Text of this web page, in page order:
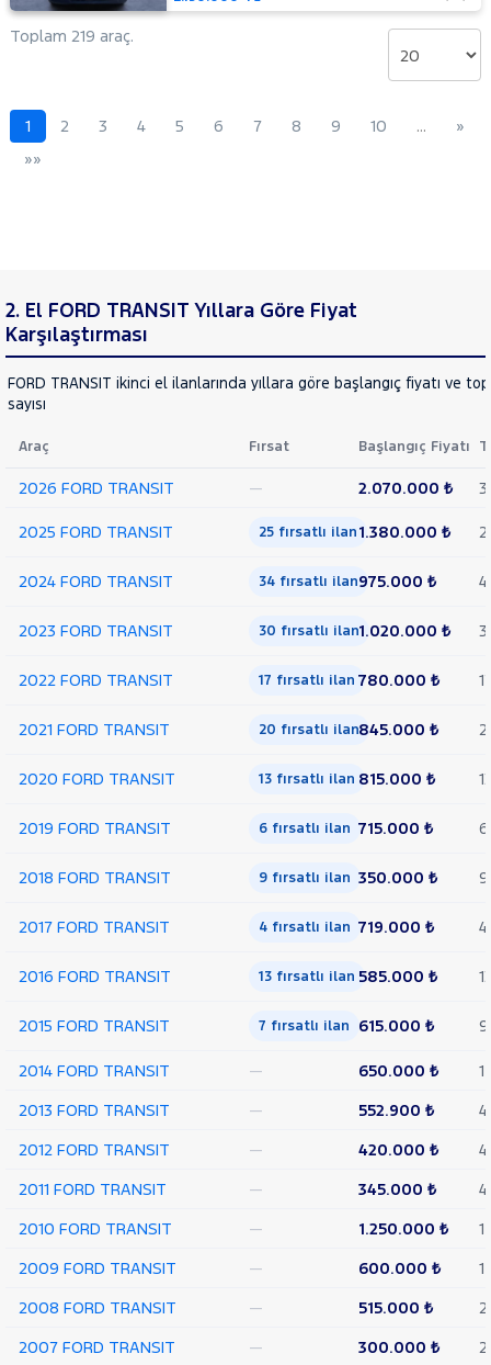
Delux
440 E
Arka
Trend
460 ED
16+1
Minibüs
KAMYONET
KASALI
300
EKSTRA
ŞASI
350
VAN
TAVAN
CONNECT
TRANSIT
COURIER
TRANSIT
Foton
ISUZU
Iveco
Jaecoo
JEEP
MAN
Toplam 219 araç.
1 2 3 4 5 6 7 8 9 10 …
»
»»
2. El FORD TRANSIT Yıllara Göre Fiyat
Karşılaştırması
FORD TRANSIT ikinci el ilanlarında yıllara göre başlangıç fiyatı ve
sayısı
Araç Fırsat Başlangıç Fiyatı
2026 FORD TRANSIT — 2.070.000 ₺ 3
2025 FORD TRANSIT 25 fırsatlı ilan1.380.000 ₺
2024 FORD TRANSIT 34 fırsatlı ilan975.000 ₺
2023 FORD TRANSIT 30 fırsatlı ilan1.020.000 ₺
2022 FORD TRANSIT 17 fırsatlı ilan 780.000 ₺
2021 FORD TRANSIT 20 fırsatlı ilan845.000 ₺
2020 FORD TRANSIT 13 fırsatlı ilan 815.000 ₺
2019 FORD TRANSIT 6 fırsatlı ilan 715.000 ₺ 6
2018 FORD TRANSIT 9 fırsatlı ilan 350.000 ₺ 9
2017 FORD TRANSIT 4 fırsatlı ilan 719.000 ₺ 4
2016 FORD TRANSIT 13 fırsatlı ilan 585.000 ₺
2015 FORD TRANSIT 7 fırsatlı ilan 615.000 ₺ 9
2014 FORD TRANSIT — 650.000 ₺
1
2013 FORD TRANSIT
— 552.900 ₺
4
2012 FORD TRANSIT
— 420.000 ₺
4
2011 FORD TRANSIT
— 345.000 ₺
4
2010 FORD TRANSIT
— 1.250.000 ₺
1
2009 FORD TRANSIT
— 600.000 ₺
1
2008 FORD TRANSIT
— 515.000 ₺
2
2007 FORD TRANSIT
— 300.000 ₺
2